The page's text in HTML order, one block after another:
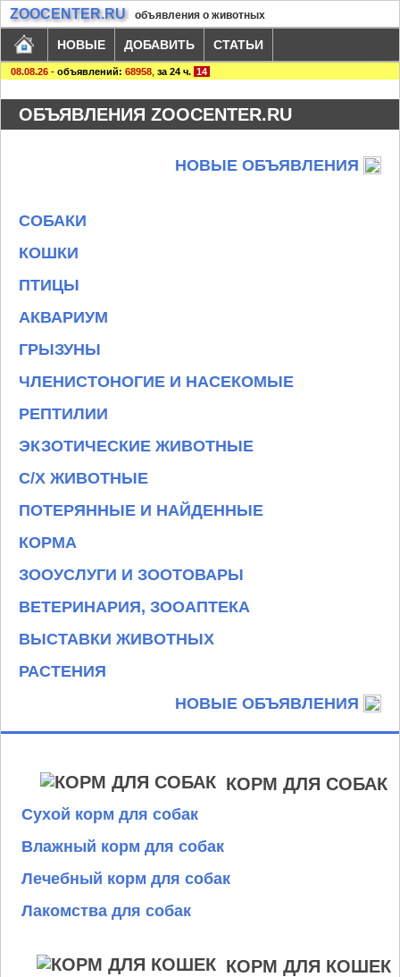
ZOOCENTER.RU объявления о животных
НОВЫЕ ДОБАВИТЬ СТАТЬИ
08.08.26 - объявлений: 68958 за 24 ч. 14
ОБЪЯВЛЕНИЯ ZOOCENTER.RU
НОВЫЕ ОБЪЯВЛЕНИЯ
СОБАКИ
КОШКИ
ПТИЦЫ
АКВАРИУМ
ГРЫЗУНЫ
ЧЛЕНИСТОНОГИЕ И НАСЕКОМЫЕ
РЕПТИЛИИ
ЭКЗОТИЧЕСКИЕ ЖИВОТНЫЕ
С/Х ЖИВОТНЫЕ
ПОТЕРЯННЫЕ И НАЙДЕННЫЕ
КОРМА
ЗООУСЛУГИ И ЗООТОВАРЫ
ВЕТЕРИНАРИЯ, ЗООАПТЕКА
ВЫСТАВКИ ЖИВОТНЫХ
РАСТЕНИЯ
НОВЫЕ ОБЪЯВЛЕНИЯ
КОРМ ДЛЯ СОБАК
Сухой корм для собак
Влажный корм для собак
Лечебный корм для собак
Лакомства для собак
КОРМ ДЛЯ КОШЕК